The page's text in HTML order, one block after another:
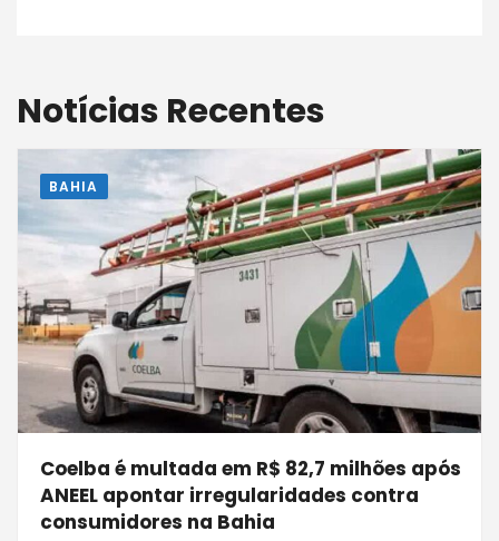
Notícias Recentes
BAHIA
Coelba é multada em R$ 82,7 milhões após
ANEEL apontar irregularidades contra
consumidores na Bahia